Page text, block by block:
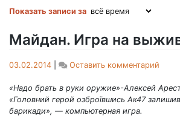
Показать записи за
Майдан. Игра на
03.02.2014 Оставить комментарий
Игра
на
«Надо брать в руки оружие»-Алексей
«Головний герой озброївшись Ак47
барикади», — компьютерная игра.